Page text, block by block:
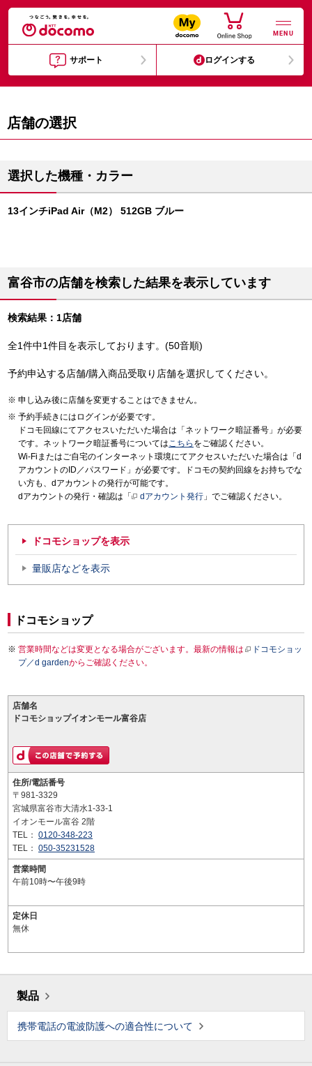
MENU
サポート ログインする
店舗の選択
選択した機種・カラー
13インチiPad Air（M2） 512GB ブルー
富谷市の店舗を検索した結果を表示しています
検索結果：1店舗
全1件中1件目を表示しております。(50音順)
予約申込する店舗/購入商品受取り店舗を選択してください。
申し込み後に店舗を変更することはできません。
予約手続きにはログインが必要です。
ドコモ回線にてアクセスいただいた場合は「ネットワーク暗証番号」が必要
です。ネットワーク暗証番号についてはこちら をご確認ください。
Wi-Fiまたはご自宅のインターネット環境にてアクセスいただいた場合は「d
アカウントのID／パスワード」が必要です。ドコモの契約回線をお持ちでな
い方も、dアカウントの発行が可能です。
dアカウントの発行・確認は「
dアカウント発行 」でご確認ください。
ドコモショップを表示
量販店などを表示
ドコモショップ
営業時間などは変更となる場合がございます。最新の情報は
ドコモショッ
プ／d gardenからご確認ください。
店舗名
ドコモショップイオンモール富谷店
住所/電話番号
〒981-3329
宮城県富谷市大清水1-33-1
イオンモール富谷 2階
TEL： 0120-348-223
TEL： 050-35231528
営業時間
午前10時〜午後9時
定休日
無休
製品
携帯電話の電波防護への適合性について